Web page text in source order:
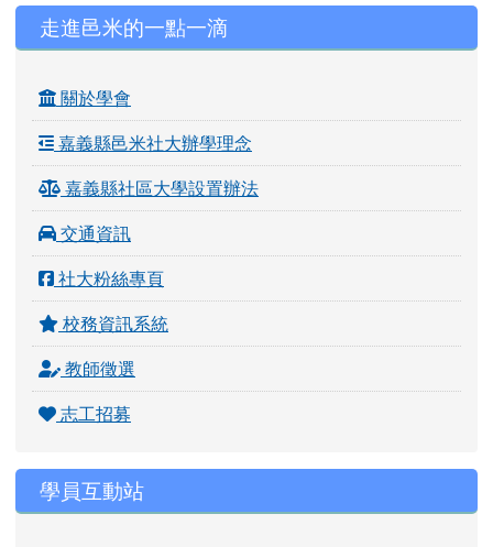
左邊區域內容
走進邑米的一點一滴
關於學會
嘉義縣邑米社大辦學理念
嘉義縣社區大學設置辦法
交通資訊
社大粉絲專頁
校務資訊系統
教師徵選
志工招募
學員互動站